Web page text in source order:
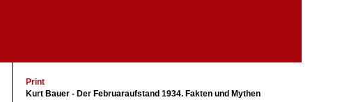
Print
Kurt Bauer - Der Februaraufstand 1934. Fakten und Mythen